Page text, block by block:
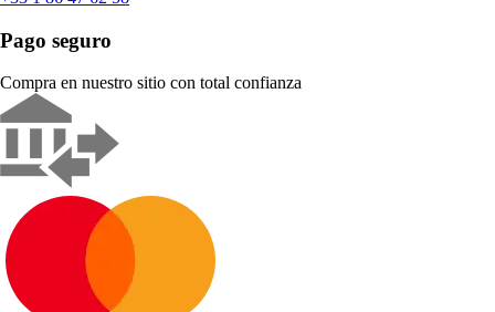
Pago seguro
Compra en nuestro sitio con total confianza